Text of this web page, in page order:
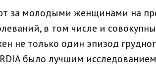
за молодыми женщинами на
в том числе и
не только один эпизод
было лучшим